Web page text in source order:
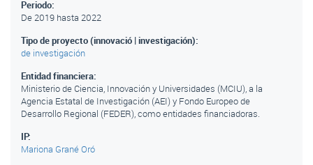
Periodo:
De2019 hasta 2022
Tipo de proyecto (innovació | investigación):
de investigación
Entidad financiera:
Ministerio de Ciencia, Innovación y Universidades (MCIU), a la
Agencia Estatal de Investigación (AEI) y Fondo Europeo de
Desarrollo Regional (FEDER), como entidades financiadoras.
IP:
Mariona Grané Oró